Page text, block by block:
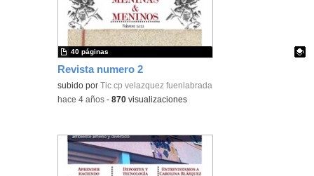
Revista numero 2
Contenido educativo.
subido por Tic cp velazquez fuenlabrada
40 páginas
-hace 4 años -870 visualizaciones